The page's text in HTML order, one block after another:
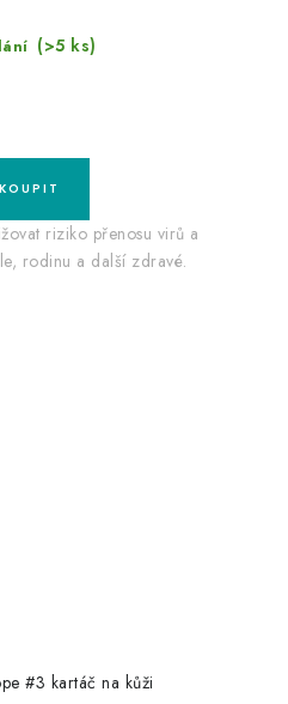
(>5 ks)
riziko přenosu virů a
rodinu a další zdravé.
#3 kartáč na kůži